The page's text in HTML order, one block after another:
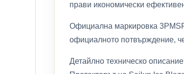
прави икономически
Официална маркировка
официалното потвърждение,
Детайлно техническо